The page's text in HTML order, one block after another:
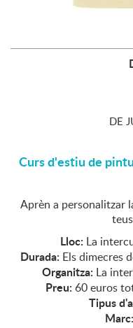
DE
Curs d'estiu de
Aprèn a personalitzar
Lloc: La
Durada: Els dimecres
Organitza: La
Preu: 60 euros
Tipus
Marc: